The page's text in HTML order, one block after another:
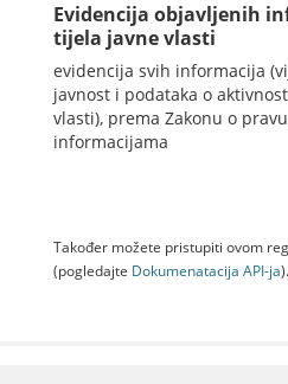
Evidencija objavljenih
tijela javne vlasti
evidencija svih informacija
javnost i podataka o
vlasti), prema Zakonu o
informacijama
Također možete pristupiti ovom
(pogledajte Dokumenаtаcijа API-jа).